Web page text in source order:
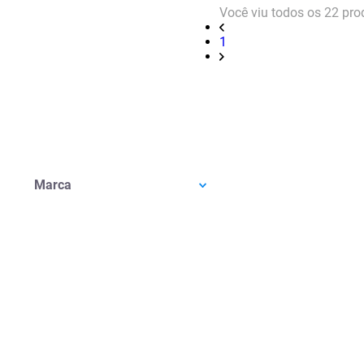
Marca
Você viu todos os 22
1